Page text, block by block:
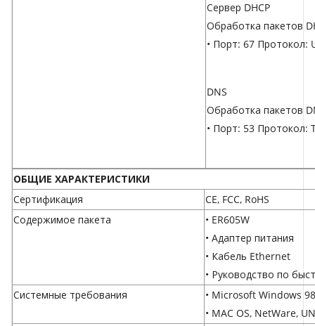
Сервер DHCP
Обработка пакетов
• Порт: 67 Протокол:
DNS
Обработка пакетов
• Порт: 53 Протокол:
ОБЩИЕ ХАРАКТЕРИСТИКИ
Сертификация
CE, FCC, RoHS
Содержимое пакета
• ER605W
• Адаптер питания
• Кабель Ethernet
• Руководство по
Системные требования
• Microsoft Windows
• MAC OS, NetWare,